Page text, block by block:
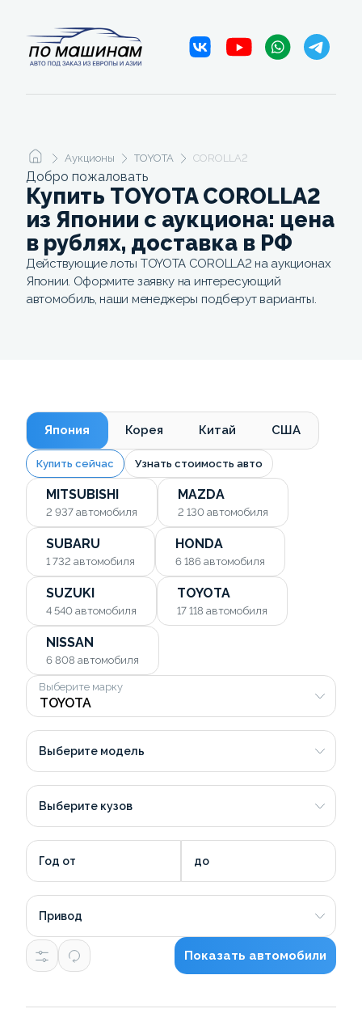
Аукционы TOYOTA COROLLA2
Добро пожаловать
Купить TOYOTA COROLLA2
из Японии с аукциона: цена
в рублях, доставка в РФ
Действующие лоты TOYOTA COROLLA2 на аукционах
Японии. Оформите заявку на интересующий
автомобиль, наши менеджеры подберут варианты.
Япония Корея Китай США
Купить сейчас Узнать стоимость авто
MITSUBISHI
2 937 автомобиля
MAZDA
2 130 автомобиля
SUBARU
1 732 автомобиля
HONDA
6 186 автомобиля
SUZUKI
4 540 автомобиля
TOYOTA
17 118 автомобиля
NISSAN
6 808 автомобиля
Выберите марку
Выберите модель
Выберите кузов
Год от до
Привод
Показать автомобили